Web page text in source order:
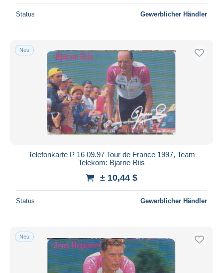
Wohnsitz des Verkäufers
Übernehmen
Status Gewerblicher Händler
Neu
Telefonkarte P 16 09.97 Tour de France 1997, Team
Telekom: Bjarne Riis
± 10,44 $
Status Gewerblicher Händler
Neu